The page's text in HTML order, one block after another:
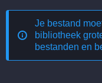
Je bestand
bibliotheek
bestanden en